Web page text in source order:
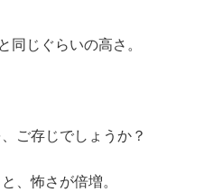
同じぐらいの高さ。
ご存じでしょうか？
、怖さが倍増。